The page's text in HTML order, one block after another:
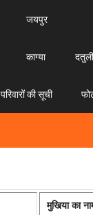
जयपुर
काग्या दतुली
परिवारों की सूची
मुखिया का